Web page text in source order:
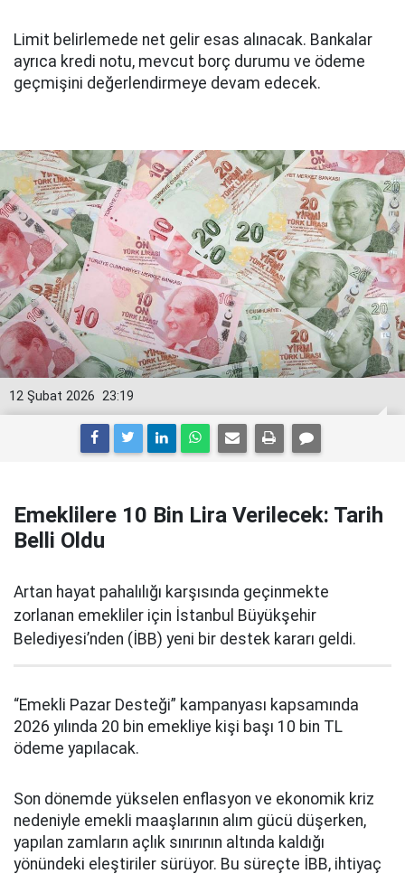
Limit belirlemede net gelir esas alınacak. Bankalar
ayrıca kredi notu, mevcut borç durumu ve ödeme
geçmişini değerlendirmeye devam edecek.
23:19
12 Şubat 2026
Emeklilere 10 Bin Lira Verilecek: Tarih
Belli Oldu
Artan hayat pahalılığı karşısında geçinmekte
zorlanan emekliler için İstanbul Büyükşehir
Belediyesi’nden (İBB) yeni bir destek kararı geldi.
“Emekli Pazar Desteği” kampanyası kapsamında
2026 yılında 20 bin emekliye kişi başı 10 bin TL
ödeme yapılacak.
Son dönemde yükselen enflasyon ve ekonomik kriz
nedeniyle emekli maaşlarının alım gücü düşerken,
yapılan zamların açlık sınırının altında kaldığı
yönündeki eleştiriler sürüyor. Bu süreçte İBB, ihtiyaç